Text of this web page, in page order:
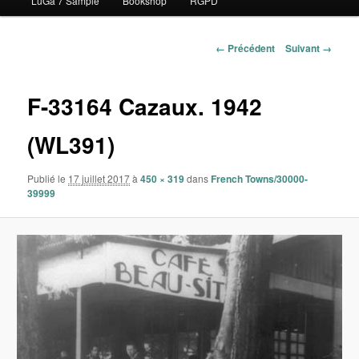
contenu
Navigation
← Précédent Suivant →
F-33164 Cazaux. 1942
(WL391)
Publié le 17 juillet 2017à450 × 319dans French Towns/30000-
39999